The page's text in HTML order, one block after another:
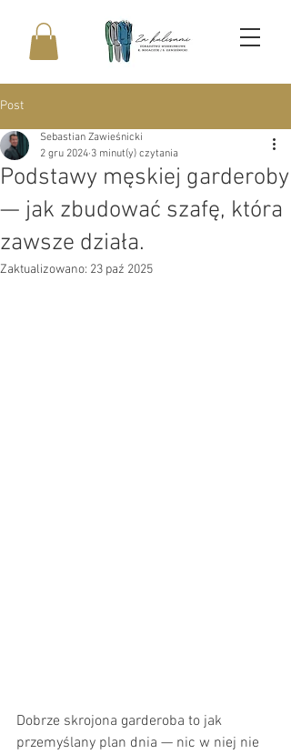
Post
Podstawy męskiej garderoby
— jak zbudować szafę, która
zawsze działa.
Sebastian Zawieśnicki
2 gru 2024 3 minut(y) czytania
Zaktualizowano: 23 paź 2025
Dobrze skrojona garderoba to jak
przemyślany plan dnia — nic w niej nie